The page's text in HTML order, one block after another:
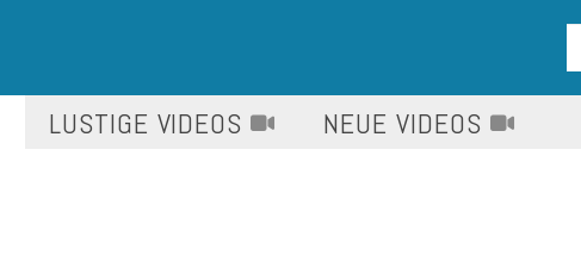
LUSTIGE VIDEOS NEUE VIDEOS